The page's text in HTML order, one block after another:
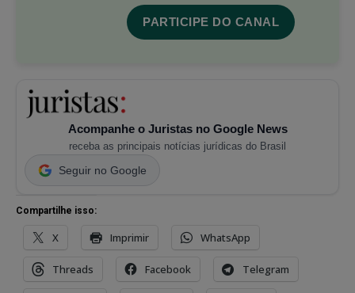
PARTICIPE DO CANAL
Acompanhe o Juristas no Google News
receba as principais notícias jurídicas do Brasil
Seguir no Google
Compartilhe isso:
X Imprimir WhatsApp
Threads Facebook Telegram